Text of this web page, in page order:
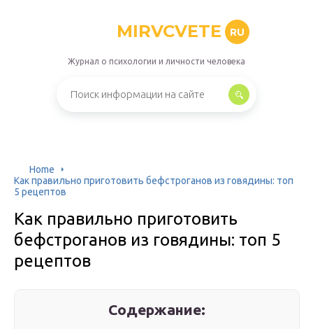
MIRVCVETE RU
Журнал о психологии и личности человека
Home
Как правильно приготовить бефстроганов из говядины: топ
5 рецептов
Как правильно приготовить
бефстроганов из говядины: топ 5
рецептов
Содержание: